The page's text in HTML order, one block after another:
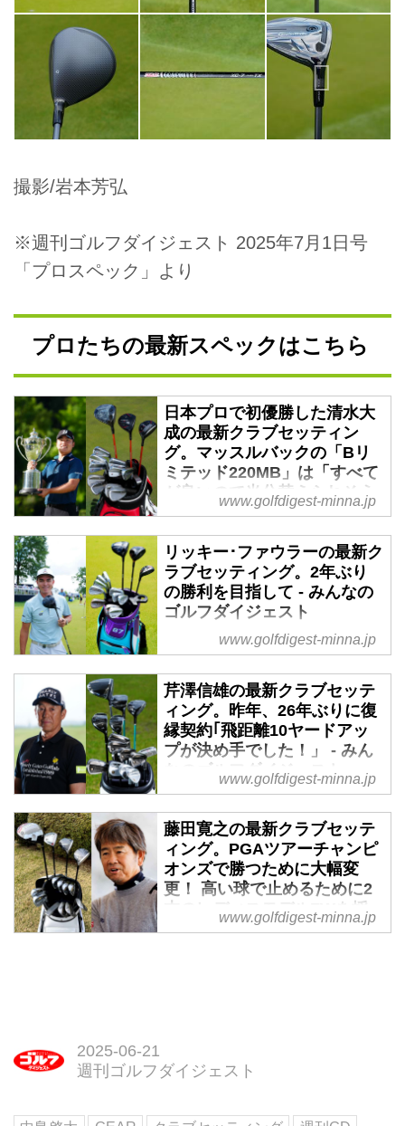
撮影/岩本芳弘
※週刊ゴルフダイジェスト 2025年7月1日号
「プロスペック」より
プロたちの最新スペックはこちら
日本プロで初優勝した清水大
成の最新クラブセッティン
グ。マッスルバックの「Bリ
ミテッド220MB」は「すべて
が良いので当分替えられそう
にないです」 - みんなのゴル
フダイジェスト
ジュニア時代から頭角を現わし、
プロ1年目からシード権を獲得
し、昨年は賞金ランク8位と躍進
した清水大成。幾度となく上位に
入るも優勝まではあと一歩足りな
「日本プロ」でついに優勝を果た
す。そんな彼のクラブセッティン
グを紹介しよう。
www.golfdigest-minna.jp
リッキー･ファウラーの最新ク
ラブセッティング。2年ぶり
の勝利を目指して - みんなの
ゴルフダイジェスト
リッキー・ファウラーは現在の世
在）で、長年不振に苦しんできた
が、棄権を除き今年の予選落ちは
全米プロの1度のみ。そして、
ザ・メモリアルトーナメントでは
7位に入り、全英オープン出場も
決めた。浮上のきっかけを掴んだ
しよう。
www.golfdigest-minna.jp
芹澤信雄の最新クラブセッテ
ィング。昨年、26年ぶりに復
縁契約｢飛距離10ヤードアッ
プが決め手でした！」 - みん
なのゴルフダイジェスト
昨年3月、1983年から15年間契約
していた当時のマルマンゴルフ、
現在のマジェスティゴルフと26年
ぶりに契約した芹澤信雄。その決
め手がドライバー飛距離の10ヤー
ドアップの実現だったという。ク
ラブセッティングの詳細を本人に
www.golfdigest-minna.jp
藤田寛之の最新クラブセッテ
ィング。PGAツアーチャンピ
オンズで勝つために大幅変
更！ 高い球で止めるために2
本のレディスモデルFWを採
用 - みんなのゴルフダイジェ
之。今季から出場中のPGAツアー
チャンピオンズ対策としてセッテ
www.golfdigest-minna.jp
2025-06-21
週刊ゴルフダイジェスト